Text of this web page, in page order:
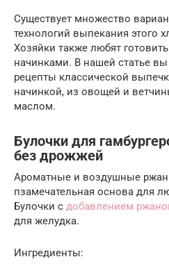
Существует множество
технологий выпекания этого
Хозяйки также любят
начинками. В нашей статье вы
рецепты классической
начинкой, из овощей и
маслом.
Булочки для
без дрожжей
Ароматные и воздушные
пзамечательная основа для
Булочки с добавлением
для желудка.
Ингредиенты: